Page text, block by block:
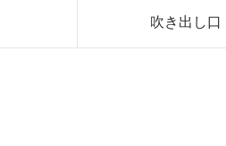
吹き出し口